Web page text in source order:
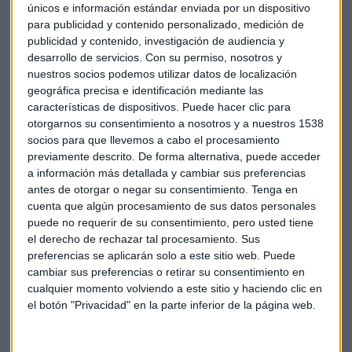
únicos e información estándar enviada por un dispositivo
para publicidad y contenido personalizado, medición de
publicidad y contenido, investigación de audiencia y
desarrollo de servicios. Con su permiso, nosotros y
nuestros socios podemos utilizar datos de localización
geográfica precisa e identificación mediante las
características de dispositivos. Puede hacer clic para
otorgarnos su consentimiento a nosotros y a nuestros 1538
socios para que llevemos a cabo el procesamiento
previamente descrito. De forma alternativa, puede acceder
a información más detallada y cambiar sus preferencias
antes de otorgar o negar su consentimiento. Tenga en
cuenta que algún procesamiento de sus datos personales
puede no requerir de su consentimiento, pero usted tiene
el derecho de rechazar tal procesamiento. Sus
preferencias se aplicarán solo a este sitio web. Puede
cambiar sus preferencias o retirar su consentimiento en
cualquier momento volviendo a este sitio y haciendo clic en
el botón "Privacidad" en la parte inferior de la página web.
para desarrollar y fabricar vacunas candidatas para la gripe
y el COVID-19 que utilizan tecnología de ARN mensajero
(ARNm). El nuevo acuerdo incluye que CureVac reciba un
pago inicial de 400 millones de euros y hasta 1.050 millones
de euros en pagos por hitos y regalías.
La británicaVodafone y Virgin Media O2firman un nuevo
acuerdo para compartir redes en el Reino Unido. El acuerdo
está sujeto a la aprobación de la fusión entre Vodafone y
Three.
El fabricante de cochesRivianno tiene planes de producir
vehículos conVolkswagen.Sale así al paso de
informaciones periodísticas que apuntaban a que estaba en
conversaciones iniciales con la automotriz alemana para
extender una reciente asociación más allá del software.